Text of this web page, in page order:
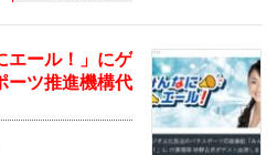
エール！」にゲ
ツ推進機構代